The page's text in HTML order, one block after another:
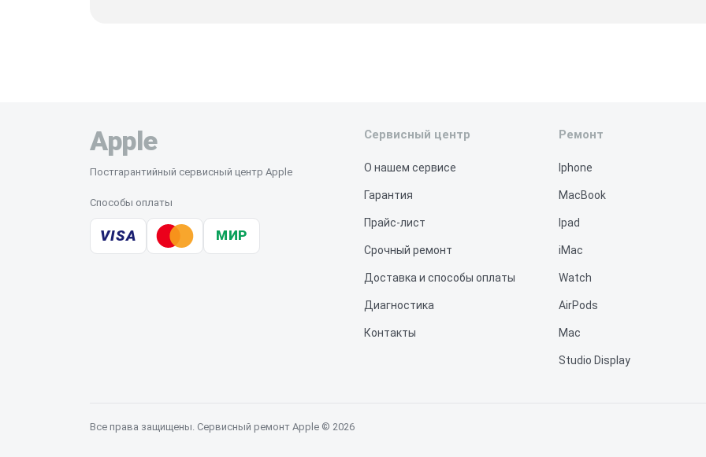
Apple
Постгарантийный сервисный центр Apple
Способы оплаты
VISA МИР
Сервисный центр
О нашем сервисе
Гарантия
Прайс-лист
Срочный ремонт
Доставка и способы оплаты
Диагностика
Контакты
Ремонт
Iphone
MacBook
Ipad
iMac
Watch
AirPods
Mac
Studio Display
Все права защищены. Сервисный ремонт Apple © 2026